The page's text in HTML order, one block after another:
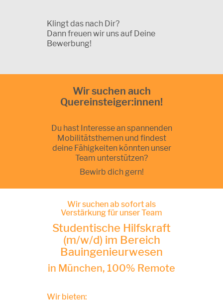
Klingt das nach Dir?
Dann freuen wir uns auf Deine
Bewerbung!
Wir suchen auch
Quereinsteiger:innen!
Du hast Interesse an spannenden
Mobilitätsthemen und findest
deine Fähigkeiten könnten unser
Team unterstützen?
Bewirb dich gern!
Wir suchen ab sofort als
Verstärkung für unser Team
Studentische Hilfskraft
(m/w/d) im Bereich
Bauingenieurwesen
in München, 100% Remote
Wir bieten: